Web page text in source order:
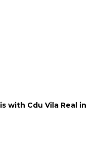
is with Cdu Vila Real in